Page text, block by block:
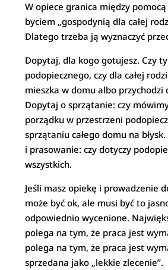
W opiece granica między
byciem „gospodynią dla całej
Dlatego trzeba ją wyznaczyć
Dopytaj, dla kogo gotujesz. Czy
podopiecznego, czy dla całej
mieszka w domu albo przychodzi
Dopytaj o sprzątanie: czy
porządku w przestrzeni
sprzątaniu całego domu na
i prasowanie: czy dotyczy
wszystkich.
Jeśli masz opiekę i prowadzenie
może być ok, ale musi być to
odpowiednio wycenione.
polega na tym, że praca jest
polega na tym, że praca jest
sprzedana jako „lekkie zlecenie”.